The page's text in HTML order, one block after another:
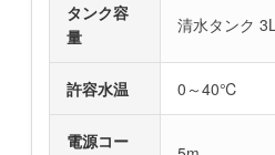
タンク容
量
清水タンク
許容水温 0～40℃
電源コー